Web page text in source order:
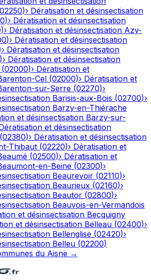
02250)› Dératisation et désinsectisation
)› Dératisation et désinsectisation
)› Dératisation et désinsectisation Azy-
)› Dératisation et désinsectisation
› Dératisation et désinsectisation
)› Dératisation et désinsectisation
(02000)› Dératisation et
Cel (02000)› Dératisation et
sur-Serre (02270)›
Barisis-aux-Bois (02700)›
Barzy-en-Thiérache
et désinsectisation Barzy-sur-
et désinsectisation
(02380)› Dératisation et désinsectisation
Thibaut (02220)› Dératisation et
(02500)› Dératisation et
en-Beine (02300)›
Beaurevoir (02110)›
Beaurieux (02160)›
Beautor (02800)›
Beauvois-en-Vermandois
et désinsectisation Becquigny
et désinsectisation Belleau (02400)›
Bellenglise (02420)›
Belleu (02200)
du Aisne →